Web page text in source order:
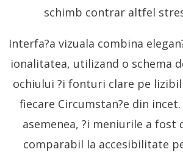
schimb contrar altfel
Interfa?a vizuala combina
ionalitatea, utilizand o schema
ochiului ?i fonturi clare pe
fiecare Circumstan?e din
asemenea, ?i meniurile a fost
comparabil la accesibilitate